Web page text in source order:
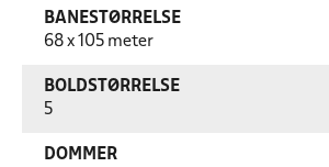
BANESTØRRELSE
68 x 105 meter
BOLDSTØRRELSE
5
DOMMER